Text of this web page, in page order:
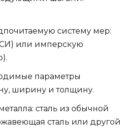
систему мер:
или имперскую
параметры
ширину и толщину.
сталь из обычной
сталь или другой